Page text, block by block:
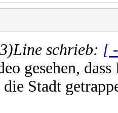
Line schrieb: [
gesehen,
Stadt